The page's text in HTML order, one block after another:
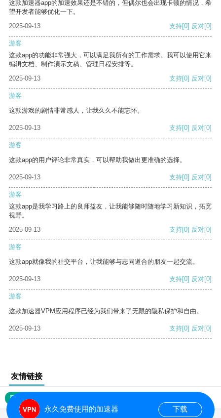
这款加速器app的加速效果还是不错的，但偶尔也会出现卡顿的情况，希
望开发者能够优化一下。
2025-09-13
支持[0] 反对[0]
游客
这款app的功能非常强大，可以满足我所有的工作需求。我可以使用它来
编辑文档、制作演示文稿、管理日程安排等。
2025-09-13
支持[0] 反对[0]
游客
这款游戏的剧情非常感人，让我久久不能忘怀。
2025-09-13 支持[0] 反对[0]
游客
这款app的用户评论非常真实，可以帮助我做出更准确的选择。
2025-09-13 支持[0] 反对[0]
游客
这款app是我学习路上的良师益友，让我能够随时随地学习新知识，拓宽
视野。
2025-09-13
支持[0] 反对[0]
游客
这款app就像我的社交平台，让我能够与志同道合的朋友一起交流。
2025-09-13 支持[0] 反对[0]
游客
这款加速器VPM应用程序已经为我们带来了无限的隐私保护和自由。
2025-09-13 支持[0] 反对[0]
友情链接
网站地图
永久免费使用的加速器 下载